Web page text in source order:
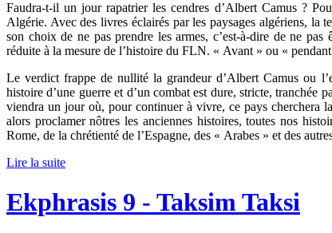
Faudra-t-il un jour rapatrier les cendres d’Albert Camus ?
Algérie. Avec des livres éclairés par les paysages algériens, la
son choix de ne pas prendre les armes, c’est-à-dire de ne
réduite à la mesure de l’histoire du FLN. « Avant » ou «
Le verdict frappe de nullité la grandeur d’Albert Camus ou
histoire d’une guerre et d’un combat est dure, stricte,
viendra un jour où, pour continuer à vivre, ce pays cherchera
alors proclamer nôtres les anciennes histoires, toutes nos
Rome, de la chrétienté de l’Espagne, des « Arabes » et des
Lire la suite
Ekphrasis 9 - Taksim Taksi